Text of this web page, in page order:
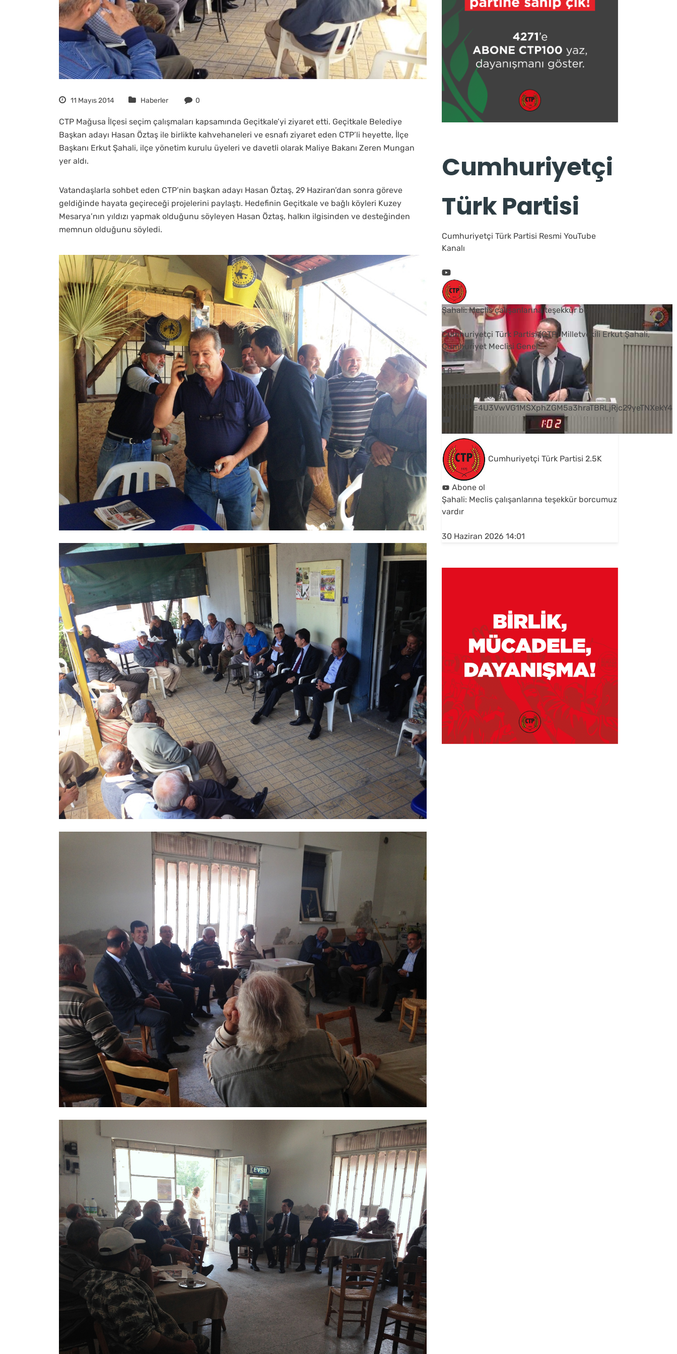
11 Mayıs 2014 Haberler 0
CTP Mağusa İlçesi seçim çalışmaları kapsamında Geçitkale’yi ziyaret etti. Geçitkale Belediye
Başkan adayı Hasan Öztaş ile birlikte kahvehaneleri ve esnafı ziyaret eden CTP’li heyette, İlçe
Başkanı Erkut Şahali, ilçe yönetim kurulu üyeleri ve davetli olarak Maliye Bakanı Zeren Mungan
yer aldı.
Vatandaşlarla sohbet eden CTP’nin başkan adayı Hasan Öztaş, 29 Haziran’dan sonra göreve
geldiğinde hayata geçireceği projelerini paylaştı. Hedefinin Geçitkale ve bağlı köyleri Kuzey
Mesarya’nın yıldızı yapmak olduğunu söyleyen Hasan Öztaş, halkın ilgisinden ve desteğinden
memnun olduğunu söyledi.
Cumhuriyetçi
Türk Partisi
Cumhuriyetçi Türk Partisi Resmi YouTube
Kanalı
Şahali: Meclis çalışanlarına teşekkür borcumuz vardır
Cumhuriyetçi Türk Partisi (CTP) Milletvekili Erkut Şahali,
Cumhuriyet Meclisi Genel...
1 0
YouTube Videosu
VVVUNXE4U3VwVG1MSXphZGM5a3hraTBRLjRjc29yeTNXekY4
Cumhuriyetçi Türk Partisi 2.5K
Abone ol
Şahali: Meclis çalışanlarına teşekkür borcumuz
vardır
30 Haziran 2026 14:01